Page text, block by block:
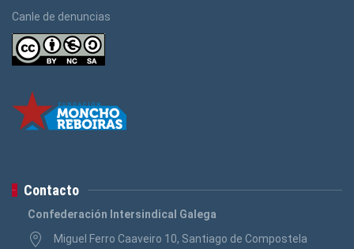
Canle de denuncias
Contacto
Confederación Intersindical Galega
Miguel Ferro Caaveiro 10, Santiago de Compostela